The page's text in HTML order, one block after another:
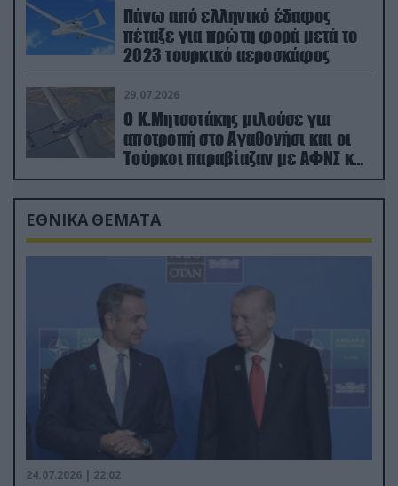
Πάνω από ελληνικό έδαφος
πέταξε για πρώτη φορά μετά το
2023 τουρκικό αεροσκάφος
29.07.2026
Ο Κ.Μητσοτάκης μιλούσε για
αποτροπή στο Αγαθονήσι και οι
Τούρκοι παραβίαζαν με ΑΦΝΣ και
drone
ΕΘΝΙΚΑ ΘΕΜΑΤΑ
24.07.2026 | 22:02